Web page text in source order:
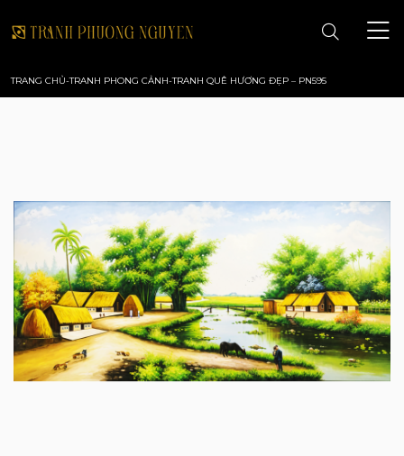
TRANH PHONG CẢNH
TRANH PHONG THỦY
TRANH HOA
TRANH SƠN DẦU
TRANG CHỦ-TRANH PHONG CẢNH-TRANH QUÊ HƯƠNG ĐẸP – PN595